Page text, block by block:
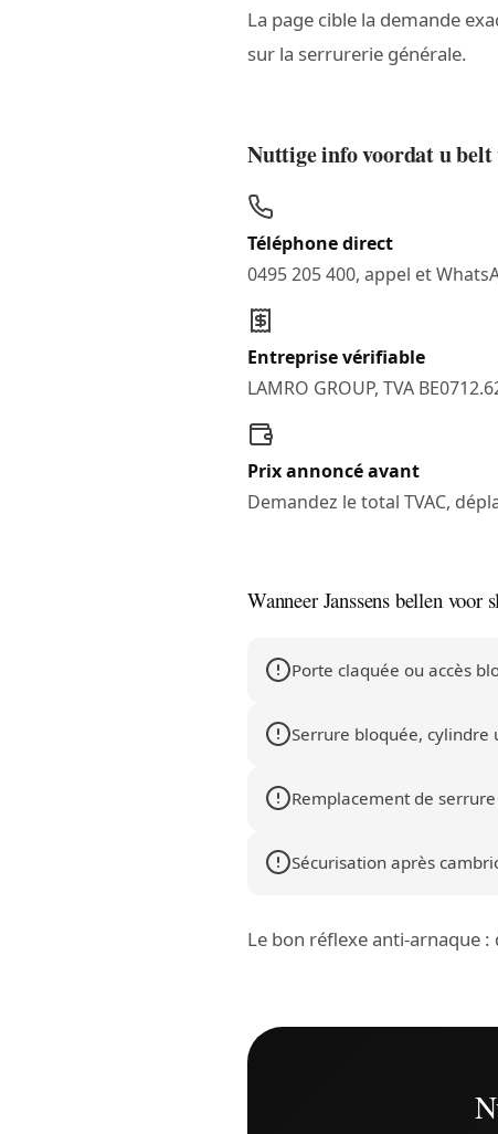
La page cible la demande
sur la serrurerie générale.
Nuttige info voordat u
Téléphone direct
0495 205 400, appel et
Entreprise vérifiable
LAMRO GROUP, TVA
Prix annoncé avant
Demandez le total TVAC,
Wanneer Janssens bellen
Porte claquée ou accès
Serrure bloquée, cylindre
Remplacement de
Sécurisation après
Le bon réflexe anti-arnaque